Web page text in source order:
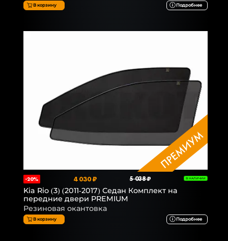
В корзину Подробнее
-20% 4 030 ₽ 5 038 ₽ В НАЛИЧИИ
Kia Rio (3) (2011-2017) Седан Комплект на
передние двери PREMIUM
Резиновая окантовка
В корзину Подробнее